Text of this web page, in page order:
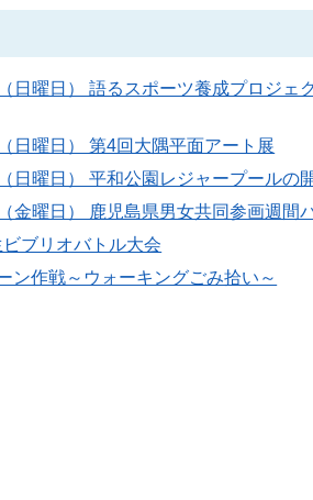
日曜日） 語るスポーツ養成プロジェ
日曜日） 第4回大隅平面アート展
日曜日） 平和公園レジャープールの
金曜日） 鹿児島県男女共同参画週間
ブリオバトル大会
ン作戦～ウォーキングごみ拾い～